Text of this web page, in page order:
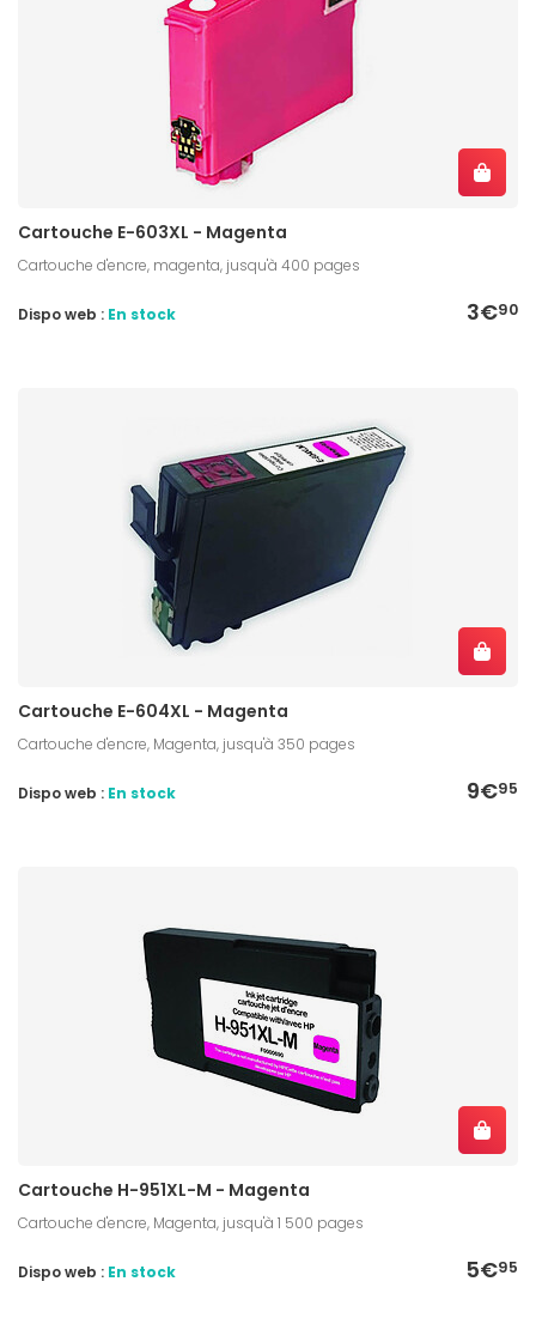
Cartouche E-603XL - Magenta
Cartouche d'encre, magenta, jusqu'à 400 pages
3€90
Dispo web : En stock
Cartouche E-604XL - Magenta
Cartouche d'encre, Magenta, jusqu'à 350 pages
9€95
Dispo web : En stock
Cartouche H-951XL-M - Magenta
Cartouche d'encre, Magenta, jusqu'à 1 500 pages
5€95
Dispo web : En stock